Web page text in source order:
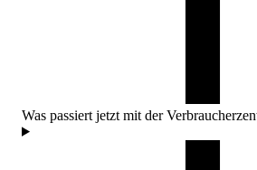
Was passiert jetzt mit der